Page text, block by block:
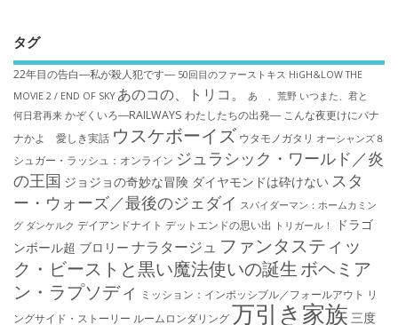
タグ
22年目の告白―私が殺人犯です― 50回目のファーストキス HiGH&LOW THE
MOVIE 2 / END OF SKY あのコの、トリコ。 あゝ、荒野 いつまた、君と
何日君再来 かぞくいろ―RAILWAYS わたしたちの出発― こんな夜更けにバナ
ナかよ 愛しき実話 ウスケボーイズ ウタモノガタリ オーシャンズ８
シュガー・ラッシュ：オ​ンライン ジュラシック・ワールド／炎
の王国 ジョジョの奇妙な冒険 ダイヤモンドは砕けない スタ
ー・ウォーズ／最後のジェダイ スパイダーマン：ホームカミン
グ ダンケルク デイアンドナイト デットエンドの思い出 トリガール！
ドラゴ
ンボール超 ブロリー ナラタージュ ファンタスティッ
ク・ビーストと黒い魔法使いの誕生 ボヘミア
ン・ラプソディ ミッション：インポッシブル／フォールアウト リ
ングサイド・ストーリー ルームロンダリング万引き家族 三度